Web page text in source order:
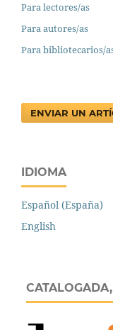
Para lectores/as
Para autores/as
Para bibliotecarios/
ENVIAR UN
IDIOMA
Español (España)
English